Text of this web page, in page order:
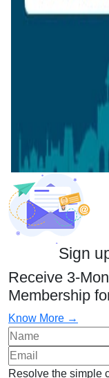
Sign
Receive 3-
Membership
Know More →
Resolve the simple